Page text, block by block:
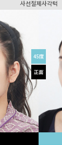
사선절제사각턱
45度
正面